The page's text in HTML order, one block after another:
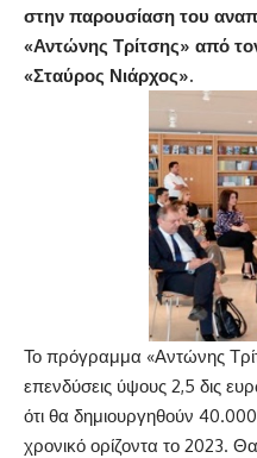
στην παρουσίαση του
«Αντώνης Τρίτσης» από
«Σταύρος Νιάρχος».
Το πρόγραμμα «Αντώνης
επενδύσεις ύψους 2,5 δις
ότι θα δημιουργηθούν
χρονικό ορίζοντα το 2023.